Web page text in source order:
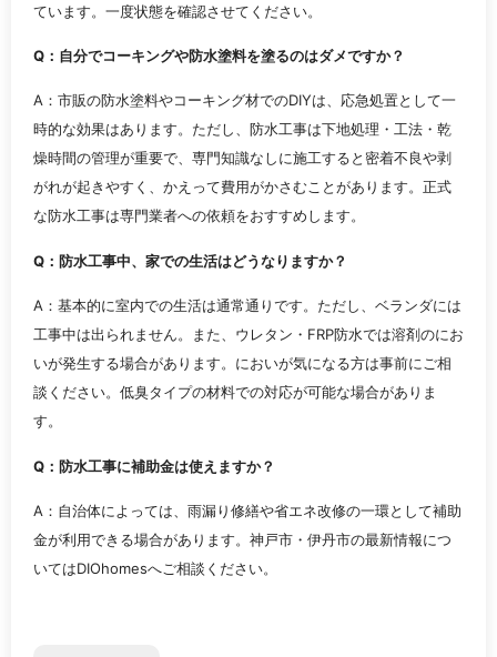
ています。一度状態を確認させてください。
Q：自分でコーキングや防水塗料を塗るのはダメですか？
A：市販の防水塗料やコーキング材でのDIYは、応急処置として一
時的な効果はあります。ただし、防水工事は下地処理・工法・乾
燥時間の管理が重要で、専門知識なしに施工すると密着不良や剥
がれが起きやすく、かえって費用がかさむことがあります。正式
な防水工事は専門業者への依頼をおすすめします。
Q：防水工事中、家での生活はどうなりますか？
A：基本的に室内での生活は通常通りです。ただし、ベランダには
工事中は出られません。また、ウレタン・FRP防水では溶剤のにお
いが発生する場合があります。においが気になる方は事前にご相
談ください。低臭タイプの材料での対応が可能な場合がありま
す。
Q：防水工事に補助金は使えますか？
A：自治体によっては、雨漏り修繕や省エネ改修の一環として補助
金が利用できる場合があります。神戸市・伊丹市の最新情報につ
いてはDIOhomesへご相談ください。